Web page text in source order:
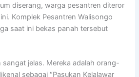
diserang, warga pesantren diteror
Komplek Pesantren Walisongo
saat ini bekas panah tersebut
sangat jelas. Mereka adalah orang-
sebagai “Pasukan Kelalawar